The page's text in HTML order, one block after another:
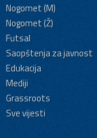
Nogomet (M)
Nogomet (Ž)
Futsal
Saopštenja za javnost
Edukacija
Mediji
Grassroots
Sve vijesti